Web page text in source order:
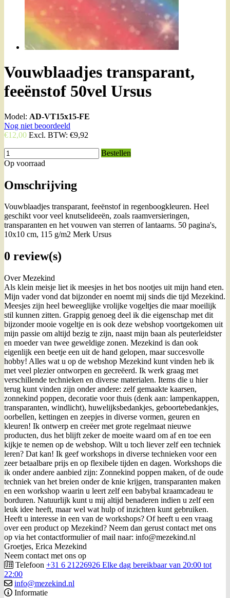
Vouwblaadjes transparant,
feeënstof 50vel Ursus
Model: AD-VT15x15-FE
Nog niet beoordeeld
€12,00 Excl. BTW: €9,92
Bestellen
Op voorraad
Omschrijving
Vouwblaadjes transparant, feeënstof in regenboogkleuren. Heel
geschikt voor veel knutselideeën, zoals raamversieringen,
transparanten en het vouwen van sterren of lantaarns. 50 pagina's,
10x10 cm, 115 g/m2 Merk Ursus
0 review(s)
Over Mezekind
Als klein meisje liet ik meesjes in het bos nootjes uit mijn hand eten.
Mijn vader vond dat bijzonder en noemt mij sinds die tijd Mezekind.
Meesjes zijn heel beweeglijke vrolijke vogeltjes die maar moeilijk
stil kunnen zitten. Grappig genoeg deel ik die eigenschap met dit
bijzonder mooie vogeltje en is ook deze webshop voortgekomen uit
mijn passie om altijd bezig te zijn, naast mijn baan als peuterleidster
en moeder van twee geweldige zonen. Mezekind is dan ook
eigenlijk een beetje een uit de hand gelopen, maar succesvolle
hobby! Alles wat u op de webshop Mezekind kunt vinden heb ik
met veel plezier ontworpen en gecreëerd. Ik werk graag met
verschillende technieken en diverse materialen. Items die u hier
terug kunt vinden zijn onder andere: zelf gemaakte kaarsen,
zonnekind poppen, decoratie voor thuis (denk aan: lampenkappen,
transparanten, windlicht), huwelijksbedankjes, geboortebedankjes,
oorbellen, kettingen en zeepjes in diverse vormen, geuren en
kleuren! Ik ontwerp en creëer met grote regelmaat nieuwe
producten, dus het blijft zeker de moeite waard om af en toe een
kijkje te nemen op de webshop. Wilt u toch liever zelf een techniek
leren? Dat kan! Ik geef workshops in diverse technieken voor een
zeer betaalbare prijs en op flexibele tijden en dagen. Workshops die
ik onder andere aanbied zijn: Zonnekind poppen maken, of de oude
techniek van het breien onder de knie krijgen, transparanten maken
en een workshop waarin u leert zelf een babybal kraamcadeau te
borduren. Natuurlijk kunt u mij altijd benaderen indien u zelf een
leuk idee heeft, maar wel wat hulp of inzichten kunt gebruiken.
Heeft u interesse in een van de workshops? Of heeft u een vraag
over een product op Mezekind? Neem dan gerust contact met ons
op via het contactformulier of mail naar: info@mezekind.nl
Groetjes, Erica Mezekind
Neem contact met ons op
Telefoon +31 6 21226926 Elke dag bereikbaar van 20:00 tot
22:00
info@mezekind.nl
Informatie